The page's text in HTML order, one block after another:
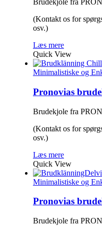
Brudekjole fra
(Kontakt os for
osv.)
Læs mere
Quick View
Minimalistiske og
Pronovias
Brudekjole fra
(Kontakt os for
osv.)
Læs mere
Quick View
Minimalistiske og
Pronovias
Brudekjole fra